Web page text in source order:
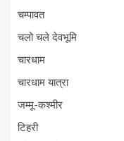
चम्पावत
चलो चले देवभूमि
चारधाम
चारधाम यात्रा
जम्मू-कश्मीर
टिहरी